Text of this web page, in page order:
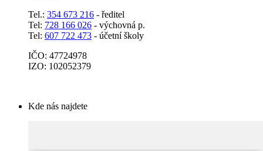
Tel.: 354 673 216 - ředitel
Tel: 728 166 026 - výchovná p.
Tel: 607 722 473 - účetní školy
IČO: 47724978
IZO: 102052379
Kde nás najdete